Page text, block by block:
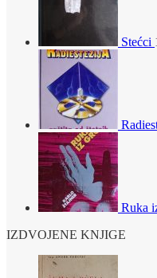
Stećci
Ruka
IZDVOJENE KNJIGE